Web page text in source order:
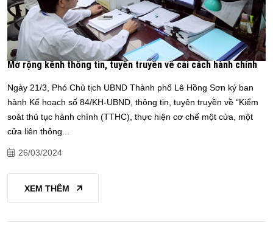
Mở rộng kênh thông tin, tuyên truyền về cải cách hành chính
Ngày 21/3, Phó Chủ tịch UBND Thành phố Lê Hồng Sơn ký ban
hành Kế hoạch số 84/KH-UBND, thông tin, tuyên truyền về “Kiểm
soát thủ tục hành chính (TTHC), thực hiện cơ chế một cửa, một
cửa liên thông...
26/03/2024
XEM THÊM